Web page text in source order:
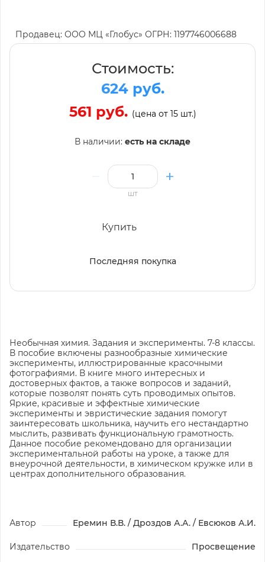
Продавец: ООО МЦ «Глобус» ОГРН: 1197746006688
Стоимость:
624 руб.
561 руб. (цена от 15 шт.)
В наличии: есть на складе
шт
Купить
Последняя покупка
Необычная химия. Задания и эксперименты. 7-8 классы.
В пособие включены разнообразные химические
эксперименты, иллюстрированные красочными
фотографиями. В книге много интересных и
достоверных фактов, а также вопросов и заданий,
которые позволят понять суть проводимых опытов.
Яркие, красивые и эффектные химические
эксперименты и эвристические задания помогут
заинтересовать школьника, научить его нестандартно
мыслить, развивать функциональную грамотность.
Данное пособие рекомендовано для организации
экспериментальной работы на уроке, а также для
внеурочной деятельности, в химическом кружке или в
центрах дополнительного образования.
Автор Еремин В.В. / Дроздов А.А. / Евсюков А.И.
Издательство Просвещение